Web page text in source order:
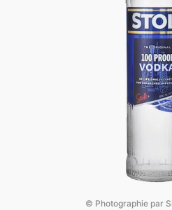
© Photographie par